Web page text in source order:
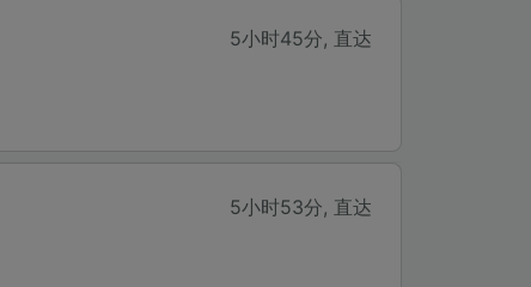
5小时45分, 直达
5小时53分, 直达